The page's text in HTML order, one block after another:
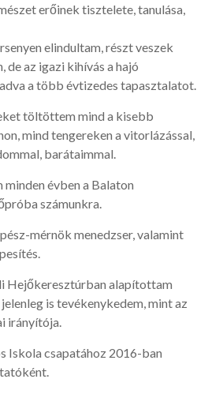
erőinek tisztelete, tanulása,
elindultam, részt veszek
de az igazi kihívás a hajó
a több évtizedes tapasztalatot.
töltöttem mind a kisebb
mind tengereken a vitorlázással,
barátaimmal.
évben a Balaton
számunkra.
mérnök menedzser, valamint
Hejőkeresztúrban alapítottam
is tevékenykedem, mint az
irányítója.
Iskola csapatához 2016-ban